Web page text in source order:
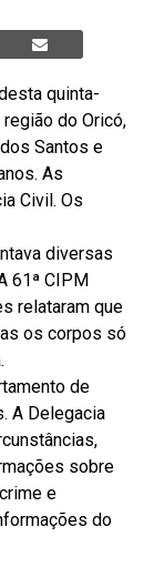
quinta-
do Oricó,
Santos e
As
Civil. Os
diversas
61ª CIPM
relataram que
os corpos só
de
A Delegacia
sobre
e
do